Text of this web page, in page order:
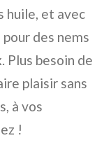
huile, et avec
pour des nems
Plus besoin de
plaisir sans
à vos
!